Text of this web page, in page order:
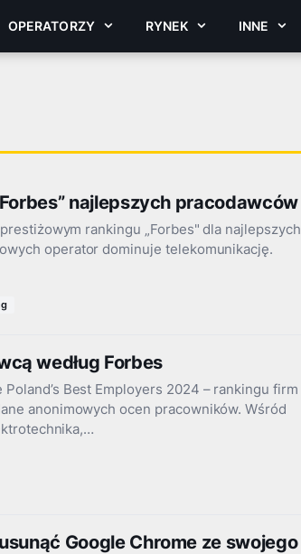
OPERATORZY RYNEK INNE
najlepszych pracodawców
rankingu „Forbes" dla najlepszych
operator dominuje telekomunikację.
według Forbes
Best Employers 2024 – rankingu firm
anonimowych ocen pracowników. Wśród
Google Chrome ze swojego